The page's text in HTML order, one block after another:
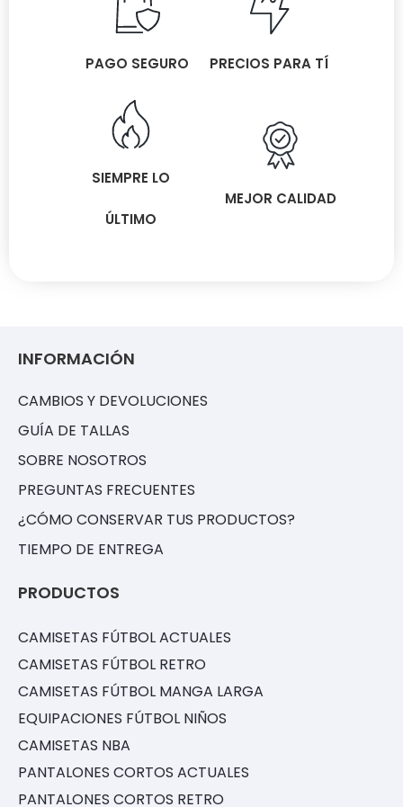
PAGO SEGURO PRECIOS PARA TÍ
SIEMPRE LO
ÚLTIMO
MEJOR CALIDAD
INFORMACIÓN
CAMBIOS Y DEVOLUCIONES
GUÍA DE TALLAS
SOBRE NOSOTROS
PREGUNTAS FRECUENTES
¿CÓMO CONSERVAR TUS PRODUCTOS?
TIEMPO DE ENTREGA
PRODUCTOS
CAMISETAS FÚTBOL ACTUALES
CAMISETAS FÚTBOL RETRO
CAMISETAS FÚTBOL MANGA LARGA
EQUIPACIONES FÚTBOL NIÑOS
CAMISETAS NBA
PANTALONES CORTOS ACTUALES
PANTALONES CORTOS RETRO